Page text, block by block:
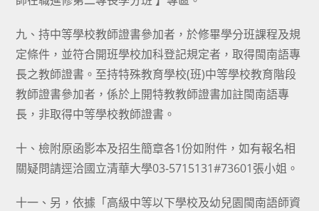
九、持中等學校教師證書參加者，於修畢學分班課程及規
定條件，並符合開班學校加科登記規定者，取得閩南語專
長之教師證書。至持特殊教育學校(班)中等學校教育階段
教師證書參加者，係於上開特教教師證書加註閩南語專
長，非取得中等學校教師證書。
十、檢附原函影本及招生簡章各1份如附件，如有報名相
關疑問請逕洽國立清華大學03-5715131#73601張小姐。
十一、另，依據「高級中等以下學校及幼兒園閩南語師資